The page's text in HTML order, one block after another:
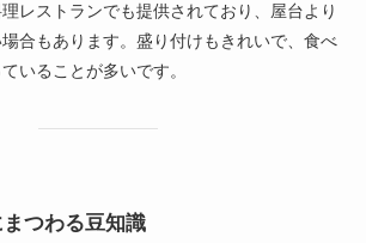
レストランでも提供されており、屋台より
合もあります。盛り付けもきれいで、食べ
いることが多いです。
つわる豆知識